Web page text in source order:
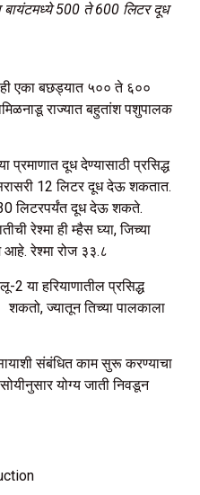
बायंटमध्ये 500 ते 600 लिटर दूध
एका बछड्यात ५०० ते ६००
राज्यात बहुतांश पशुपालक
प्रमाणात दूध देण्यासाठी प्रसिद्ध
12 लिटर दूध देऊ शकतात.
लिटरपर्यंत दूध देऊ शकते.
रेश्मा ही म्हैस घ्या, जिच्या
आहे. रेश्मा रोज ३३.८
या हरियाणातील प्रसिद्ध
ज्यातून तिच्या पालकाला
संबंधित काम सुरू करण्याचा
योग्य जाती निवडून